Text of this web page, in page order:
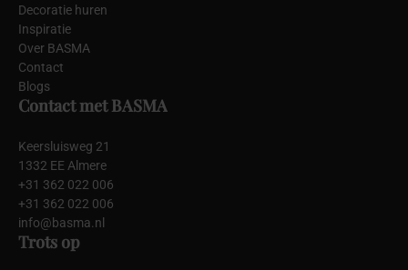
Decoratie huren
Inspiratie
Over BASMA
Contact
Blogs
Contact met BASMA
Keersluisweg 21
1332 EE Almere
+31 362 022 006
+31 362 022 006
info@basma.nl
Trots op